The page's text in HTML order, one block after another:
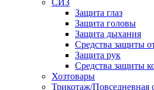
СИЗ
Защита глаз
Защита головы
Защита дыхания
Средства защиты
Защита рук
Средства защиты
Хозтовары
Трикотаж/Повседневная